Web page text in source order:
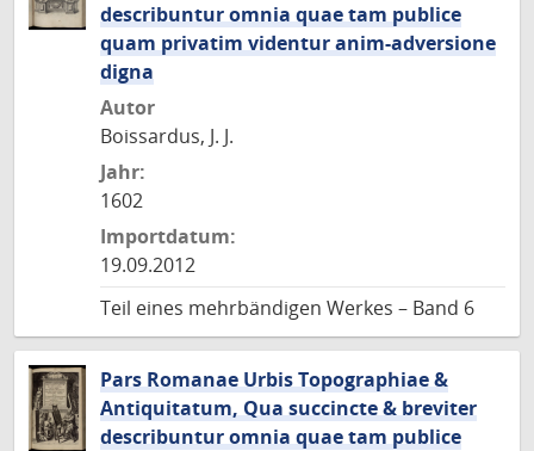
describuntur omnia quae tam publice
quam privatim videntur anim-adversione
digna
Autor
Boissardus, J. J.
Jahr:
1602
Importdatum:
19.09.2012
Teil eines mehrbändigen Werkes – Band 6
Pars Romanae Urbis Topographiae &
Antiquitatum, Qua succincte & breviter
describuntur omnia quae tam publice